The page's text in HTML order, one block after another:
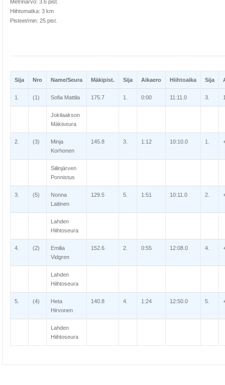
Metrinarvo: 3.6 pist.
Hiihtomatka: 3 km
Pisteet/min: 25 pist.
Sija Nro Name/Seura Mäkipist. Sija Aikaero Hiihtoaika Sija
1. (1) Sofia Mattila 175.7 1. 0:00 11:11.0 3.
Jokilaakson
Mäkiseura
2. (3)
Minja
Korhonen
145.8 3. 1:12 10:10.0 1.
Siilinjärven
Ponnistus
3. (5)
Nonna
Laitinen
129.5 5. 1:51 10:11.0 2.
Lahden
Hiihtoseura
4. (2)
Emilia
Vidgren
152.6 2. 0:55 12:08.0 4.
Lahden
Hiihtoseura
5. (4)
Heta
Hirvonen
140.8 4. 1:24 12:50.0 5.
Lahden
Hiihtoseura